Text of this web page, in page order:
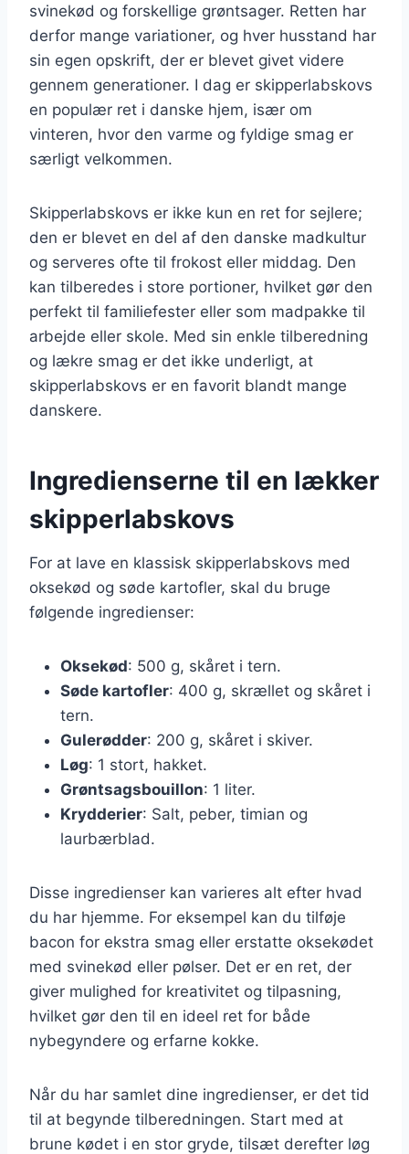
svinekød og forskellige grøntsager. Retten har
derfor mange variationer, og hver husstand har
sin egen opskrift, der er blevet givet videre
gennem generationer. I dag er skipperlabskovs
en populær ret i danske hjem, især om
vinteren, hvor den varme og fyldige smag er
særligt velkommen.
Skipperlabskovs er ikke kun en ret for sejlere;
den er blevet en del af den danske madkultur
og serveres ofte til frokost eller middag. Den
kan tilberedes i store portioner, hvilket gør den
perfekt til familiefester eller som madpakke til
arbejde eller skole. Med sin enkle tilberedning
og lækre smag er det ikke underligt, at
skipperlabskovs er en favorit blandt mange
danskere.
Ingredienserne til en lækker
skipperlabskovs
For at lave en klassisk skipperlabskovs med
oksekød og søde kartofler, skal du bruge
følgende ingredienser:
Oksekød: 500 g, skåret i tern.
Søde kartofler: 400 g, skrællet og skåret i
tern.
Gulerødder: 200 g, skåret i skiver.
Løg: 1 stort, hakket.
Grøntsagsbouillon: 1 liter.
Krydderier: Salt, peber, timian og
laurbærblad.
Disse ingredienser kan varieres alt efter hvad
du har hjemme. For eksempel kan du tilføje
bacon for ekstra smag eller erstatte oksekødet
med svinekød eller pølser. Det er en ret, der
giver mulighed for kreativitet og tilpasning,
hvilket gør den til en ideel ret for både
nybegyndere og erfarne kokke.
Når du har samlet dine ingredienser, er det tid
til at begynde tilberedningen. Start med at
brune kødet i en stor gryde, tilsæt derefter løg